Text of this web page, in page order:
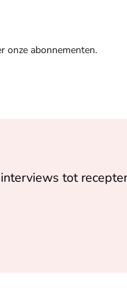
onze abonnementen.
tot